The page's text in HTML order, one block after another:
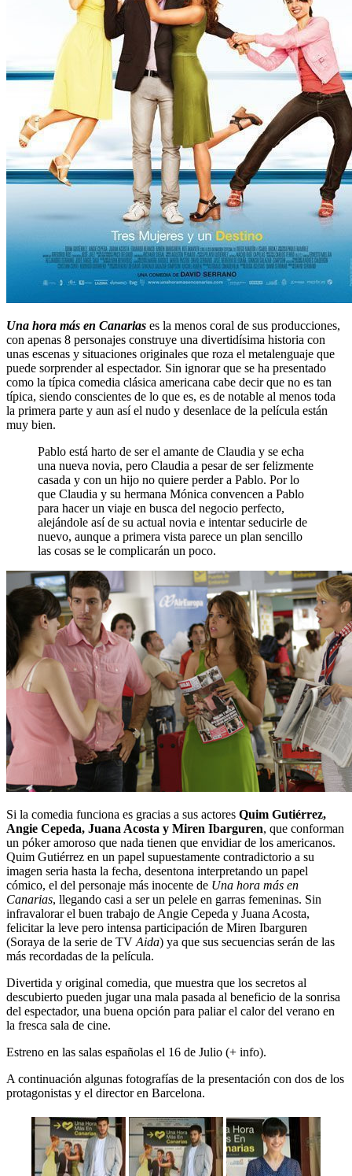
Una hora más en Canarias es la menos coral de sus producciones,
con apenas 8 personajes construye una divertidísima historia con
unas escenas y situaciones originales que roza el metalenguaje que
puede sorprender al espectador. Sin ignorar que se ha presentado
como la típica comedia clásica americana cabe decir que no es tan
típica, siendo conscientes de lo que es, es de notable al menos toda
la primera parte y aun así el nudo y desenlace de la película están
muy bien.
Pablo está harto de ser el amante de Claudia y se echa
una nueva novia, pero Claudia a pesar de ser felizmente
casada y con un hijo no quiere perder a Pablo. Por lo
que Claudia y su hermana Mónica convencen a Pablo
para hacer un viaje en busca del negocio perfecto,
alejándole así de su actual novia e intentar seducirle de
nuevo, aunque a primera vista parece un plan sencillo
las cosas se le complicarán un poco.
Si la comedia funciona es gracias a sus actores Quim Gutiérrez,
Angie Cepeda, Juana Acosta y Miren Ibarguren, que conforman
un póker amoroso que nada tienen que envidiar de los americanos.
Quim Gutiérrez en un papel supuestamente contradictorio a su
imagen seria hasta la fecha, desentona interpretando un papel
cómico, el del personaje más inocente de Una hora más en
Canarias, llegando casi a ser un pelele en garras femeninas. Sin
infravalorar el buen trabajo de Angie Cepeda y Juana Acosta,
felicitar la leve pero intensa participación de Miren Ibarguren
(Soraya de la serie de TV Aida) ya que sus secuencias serán de las
más recordadas de la película.
Divertida y original comedia, que muestra que los secretos al
descubierto pueden jugar una mala pasada al beneficio de la sonrisa
del espectador, una buena opción para paliar el calor del verano en
la fresca sala de cine.
Estreno en las salas españolas el 16 de Julio (+ info).
A continuación algunas fotografías de la presentación con dos de los
protagonistas y el director en Barcelona.